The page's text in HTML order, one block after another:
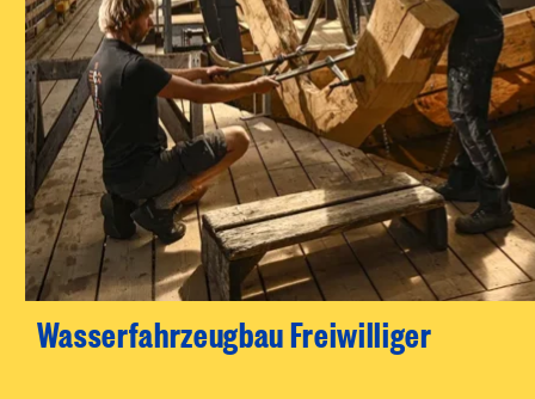
Wasserfahrzeugbau Freiwilliger